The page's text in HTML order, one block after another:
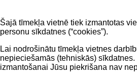
Šajā tīmekļa vietnē tiek izmantotas
personu sīkdatnes (“cookies”).
Lai nodrošinātu tīmekļa vietnes
nepieciešamās (tehniskās)
izmantošanai Jūsu piekrišana nav